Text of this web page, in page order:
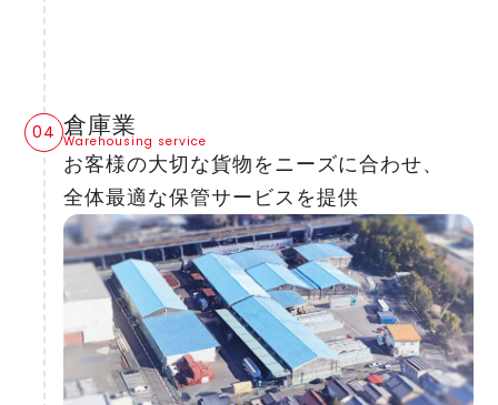
倉庫業
Warehousing service
お客様の大切な貨物をニーズに合わせ、
全体最適な保管サービスを提供